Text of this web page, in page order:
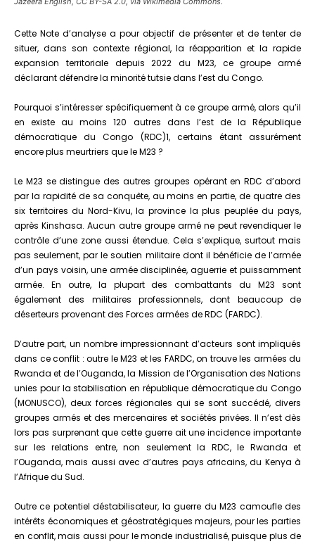
Cette Note d’analyse a pour objectif de présenter et de tenter de
situer, dans son contexte régional, la réapparition et la rapide
expansion territoriale depuis 2022 du M23, ce groupe armé
déclarant défendre la minorité tutsie dans l’est du Congo.
Pourquoi s’intéresser spécifiquement à ce groupe armé, alors qu’il
en existe au moins 120 autres dans l’est de la République
démocratique du Congo (RDC)1, certains étant assurément
encore plus meurtriers que le M23 ?
Le M23 se distingue des autres groupes opérant en RDC d’abord
par la rapidité de sa conquête, au moins en partie, de quatre des
six territoires du Nord-Kivu, la province la plus peuplée du pays,
après Kinshasa. Aucun autre groupe armé ne peut revendiquer le
contrôle d’une zone aussi étendue. Cela s’explique, surtout mais
pas seulement, par le soutien militaire dont il bénéficie de l’armée
d’un pays voisin, une armée disciplinée, aguerrie et puissamment
armée. En outre, la plupart des combattants du M23 sont
également des militaires professionnels, dont beaucoup de
déserteurs provenant des Forces armées de RDC (FARDC).
D’autre part, un nombre impressionnant d’acteurs sont impliqués
dans ce conflit : outre le M23 et les FARDC, on trouve les armées du
Rwanda et de l’Ouganda, la Mission de l’Organisation des Nations
unies pour la stabilisation en république démocratique du Congo
(MONUSCO), deux forces régionales qui se sont succédé, divers
groupes armés et des mercenaires et sociétés privées. Il n’est dès
lors pas surprenant que cette guerre ait une incidence importante
sur les relations entre, non seulement la RDC, le Rwanda et
l’Ouganda, mais aussi avec d’autres pays africains, du Kenya à
l’Afrique du Sud.
Outre ce potentiel déstabilisateur, la guerre du M23 camoufle des
intérêts économiques et géostratégiques majeurs, pour les parties
en conflit, mais aussi pour le monde industrialisé, puisque plus de